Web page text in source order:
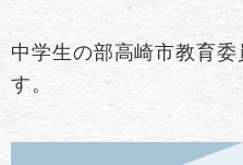
中学生の部高崎市教育
す。